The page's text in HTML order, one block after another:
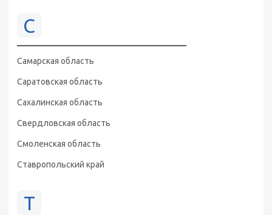
С
Самарская область
Саратовская область
Сахалинская область
Свердловская область
Смоленская область
Ставропольский край
Т